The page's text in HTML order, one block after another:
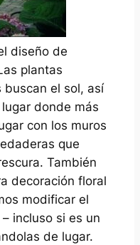
diseño de
plantas
buscan el sol, así
donde más
con los muros
que
También
decoración floral
modificar el
incluso si es un
de lugar.